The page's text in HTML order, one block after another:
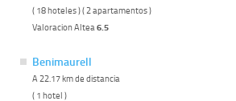
( 18 hoteles ) ( 2 apartamentos )
Valoracion Altea 6.5
Benimaurell
A 22.17 km de distancia
( 1 hotel )